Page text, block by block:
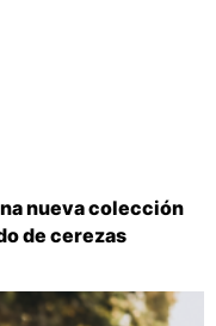
nueva colección
de cerezas